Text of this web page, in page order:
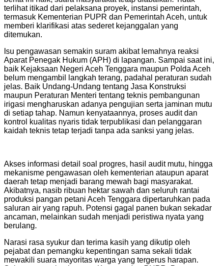
terlihat itikad dari pelaksana proyek, instansi pemerintah,
termasuk Kementerian PUPR dan Pemerintah Aceh, untuk
memberi klarifikasi atas sederet kejanggalan yang
ditemukan.
Isu pengawasan semakin suram akibat lemahnya reaksi
Aparat Penegak Hukum (APH) di lapangan. Sampai saat ini,
baik Kejaksaan Negeri Aceh Tenggara maupun Polda Aceh
belum mengambil langkah terang, padahal peraturan sudah
jelas. Baik Undang-Undang tentang Jasa Konstruksi
maupun Peraturan Menteri tentang teknis pembangunan
irigasi mengharuskan adanya pengujian serta jaminan mutu
di setiap tahap. Namun kenyataannya, proses audit dan
kontrol kualitas nyaris tidak terpublikasi dan pelanggaran
kaidah teknis tetap terjadi tanpa ada sanksi yang jelas.
Akses informasi detail soal progres, hasil audit mutu, hingga
mekanisme pengawasan oleh kementerian ataupun aparat
daerah tetap menjadi barang mewah bagi masyarakat.
Akibatnya, nasib ribuan hektar sawah dan seluruh rantai
produksi pangan petani Aceh Tenggara dipertaruhkan pada
saluran air yang rapuh. Potensi gagal panen bukan sekadar
ancaman, melainkan sudah menjadi peristiwa nyata yang
berulang.
Narasi rasa syukur dan terima kasih yang dikutip oleh
pejabat dan pemangku kepentingan sama sekali tidak
mewakili suara mayoritas warga yang tergerus harapan.